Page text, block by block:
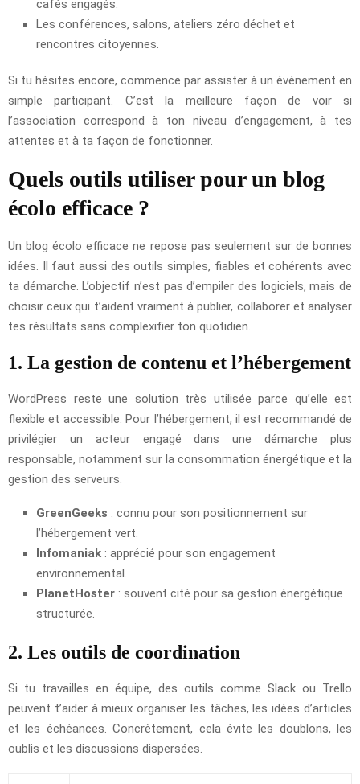
cafés engagés.
Les conférences, salons, ateliers zéro déchet et
rencontres citoyennes.
Si tu hésites encore, commence par assister à un événement en
simple participant. C’est la meilleure façon de voir si
l’association correspond à ton niveau d’engagement, à tes
attentes et à ta façon de fonctionner.
Quels outils utiliser pour un blog
écolo efficace ?
Un blog écolo efficace ne repose pas seulement sur de bonnes
idées. Il faut aussi des outils simples, fiables et cohérents avec
ta démarche. L’objectif n’est pas d’empiler des logiciels, mais de
choisir ceux qui t’aident vraiment à publier, collaborer et analyser
tes résultats sans complexifier ton quotidien.
1. La gestion de contenu et l’hébergement
WordPress reste une solution très utilisée parce qu’elle est
flexible et accessible. Pour l’hébergement, il est recommandé de
privilégier un acteur engagé dans une démarche plus
responsable, notamment sur la consommation énergétique et la
gestion des serveurs.
GreenGeeks : connu pour son positionnement sur
l’hébergement vert.
Infomaniak : apprécié pour son engagement
environnemental.
PlanetHoster : souvent cité pour sa gestion énergétique
structurée.
2. Les outils de coordination
Si tu travailles en équipe, des outils comme Slack ou Trello
peuvent t’aider à mieux organiser les tâches, les idées d’articles
et les échéances. Concrètement, cela évite les doublons, les
oublis et les discussions dispersées.